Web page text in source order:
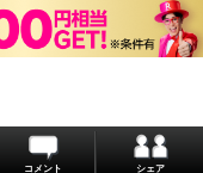
コメント シェア